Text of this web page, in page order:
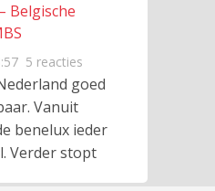
Belgische
5 reacties
goed
Vanuit
benelux ieder
Verder stopt